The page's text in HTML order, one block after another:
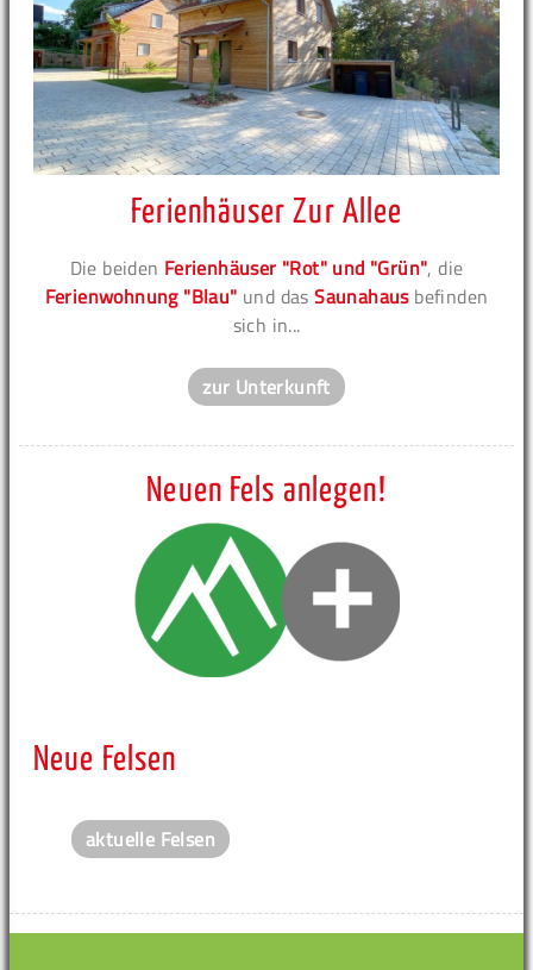
Ferienhäuser Zur Allee
Die beiden Ferienhäuser "Rot" und "Grün", die
Ferienwohnung "Blau" und dasSaunahausbefinden
sich in...
zur Unterkunft
Neuen Fels anlegen!
Neue Felsen
aktuelle Felsen